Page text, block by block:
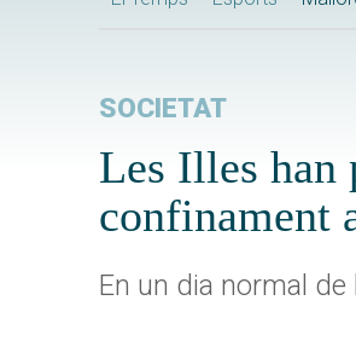
SOCIETAT
Les Illes han
confinament
En un dia normal